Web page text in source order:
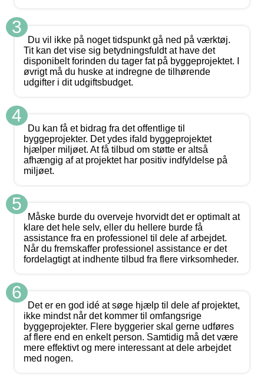
3
Du vil ikke på noget tidspunkt gå ned på værktøj.
Tit kan det vise sig betydningsfuldt at have det
disponibelt forinden du tager fat på byggeprojektet. I
øvrigt må du huske at indregne de tilhørende
udgifter i dit udgiftsbudget.
4
Du kan få et bidrag fra det offentlige til
byggeprojekter. Det ydes ifald byggeprojektet
hjælper miljøet. At få tilbud om støtte er altså
afhængig af at projektet har positiv indfyldelse på
miljøet.
5
Måske burde du overveje hvorvidt det er optimalt at
klare det hele selv, eller du hellere burde få
assistance fra en professionel til dele af arbejdet.
Når du fremskaffer professionel assistance er det
fordelagtigt at indhente tilbud fra flere virksomheder.
6
Det er en god idé at søge hjælp til dele af projektet,
ikke mindst når det kommer til omfangsrige
byggeprojekter. Flere byggerier skal gerne udføres
af flere end en enkelt person. Samtidig må det være
mere effektivt og mere interessant at dele arbejdet
med nogen.